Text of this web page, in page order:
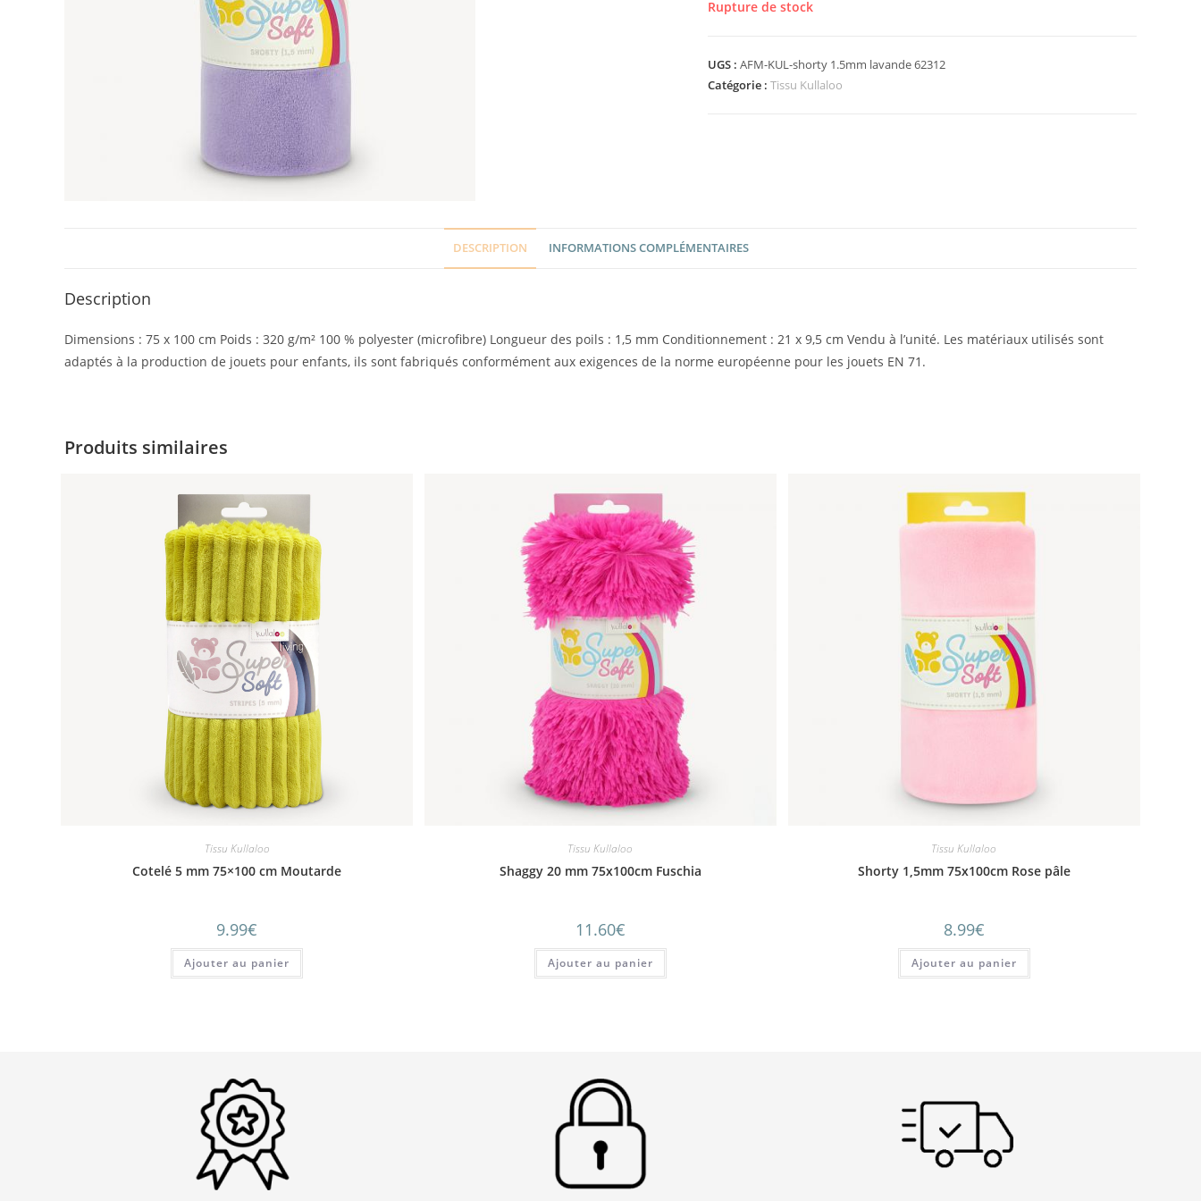
Rupture de stock
UGS : AFM-KUL-shorty 1.5mm lavande 62312
Catégorie : Tissu Kullaloo
DESCRIPTION INFORMATIONS COMPLÉMENTAIRES
Description
Dimensions : 75 x 100 cm Poids : 320 g/m² 100 % polyester (microfibre) Longueur des poils : 1,5 mm Conditionnement : 21 x 9,5 cm Vendu à l’unité. Les matériaux utilisés sont
adaptés à la production de jouets pour enfants, ils sont fabriqués conformément aux exigences de la norme européenne pour les jouets EN 71.
Produits similaires
Tissu Kullaloo
Cotelé 5 mm 75×100 cm Moutarde
9.99€
Ajouter au panier
Tissu Kullaloo
Shaggy 20 mm 75x100cm Fuschia
11.60€
Ajouter au panier
Tissu Kullaloo
Shorty 1,5mm 75x100cm Rose pâle
8.99€
Ajouter au panier